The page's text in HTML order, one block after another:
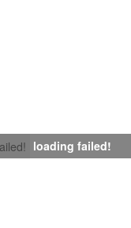
loading failed!